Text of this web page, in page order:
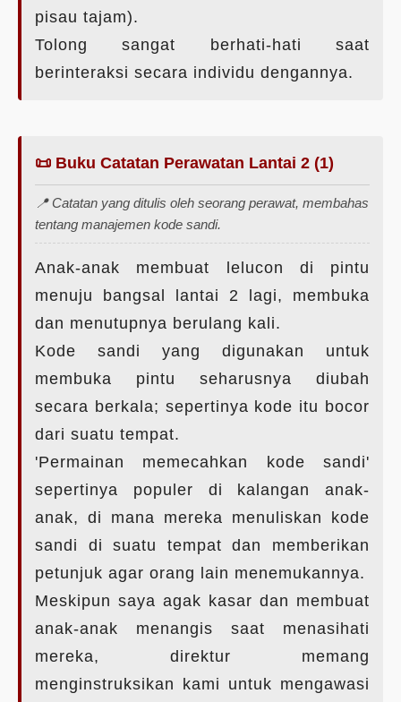
pisau tajam).
Tolong sangat berhati-hati saat
berinteraksi secara individu dengannya.
📜 Buku Catatan Perawatan Lantai 2 (1)
📍 Catatan yang ditulis oleh seorang perawat, membahas
tentang manajemen kode sandi.
Anak-anak membuat lelucon di pintu
menuju bangsal lantai 2 lagi, membuka
dan menutupnya berulang kali.
Kode sandi yang digunakan untuk
membuka pintu seharusnya diubah
secara berkala; sepertinya kode itu bocor
dari suatu tempat.
'Permainan memecahkan kode sandi'
sepertinya populer di kalangan anak-
anak, di mana mereka menuliskan kode
sandi di suatu tempat dan memberikan
petunjuk agar orang lain menemukannya.
Meskipun saya agak kasar dan membuat
anak-anak menangis saat menasihati
mereka, direktur memang
menginstruksikan kami untuk mengawasi